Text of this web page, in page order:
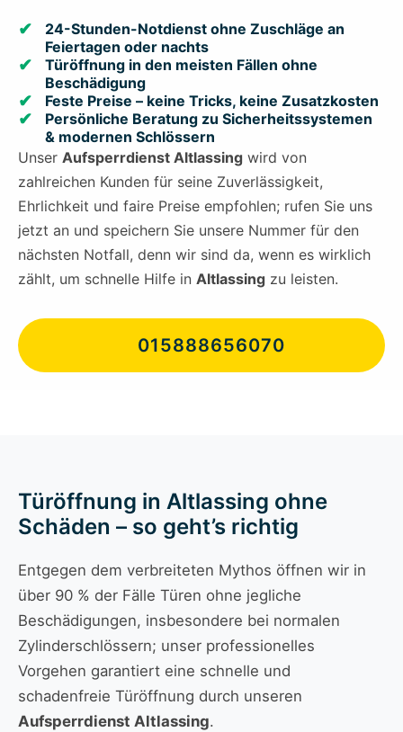
24-Stunden-Notdienst ohne Zuschläge an
Feiertagen oder nachts
Türöffnung in den meisten Fällen ohne
Beschädigung
Feste Preise – keine Tricks, keine Zusatzkosten
Persönliche Beratung zu Sicherheitssystemen
& modernen Schlössern
Unser Aufsperrdienst Altlassing wird von
zahlreichen Kunden für seine Zuverlässigkeit,
Ehrlichkeit und faire Preise empfohlen; rufen Sie uns
jetzt an und speichern Sie unsere Nummer für den
nächsten Notfall, denn wir sind da, wenn es wirklich
zählt, um schnelle Hilfe in Altlassing zu leisten.
015888656070
Türöffnung in Altlassing ohne
Schäden – so geht’s richtig
Entgegen dem verbreiteten Mythos öffnen wir in
über 90 % der Fälle Türen ohne jegliche
Beschädigungen, insbesondere bei normalen
Zylinderschlössern; unser professionelles
Vorgehen garantiert eine schnelle und
schadenfreie Türöffnung durch unseren
Aufsperrdienst Altlassing.